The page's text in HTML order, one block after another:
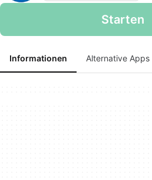
Starten
Informationen Alternative Apps